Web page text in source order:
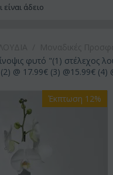
άδειο
φυτό "(1) στέλεχος
@ 17.99€ (3) @15.99€ (4)
Έκπτωση 12%